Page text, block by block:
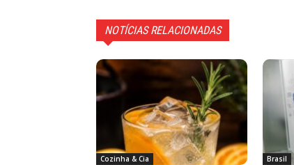
NOTÍCIAS RELACIONADAS
Cozinha & Cia Brasil